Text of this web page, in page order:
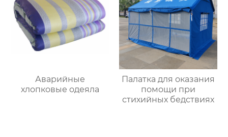
Аварийные
хлопковые одеяла
Палатка для оказания
помощи при
стихийных бедствиях